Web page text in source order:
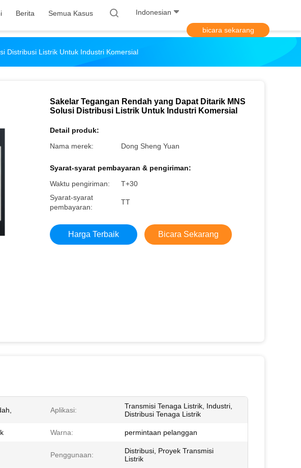
Berita Semua Kasus Indonesian
bicara sekarang
Distribusi Listrik Untuk Industri Komersial
Sakelar Tegangan Rendah yang Dapat Ditarik MNS
Solusi Distribusi Listrik Untuk Industri Komersial
Detail produk:
Nama merek:
Dong Sheng Yuan
Syarat-syarat pembayaran & pengiriman:
Waktu pengiriman:
T+30
Syarat-syarat
pembayaran:
TT
Harga Terbaik Bicara Sekarang
Aplikasi:
Transmisi Tenaga Listrik, Industri,
Distribusi Tenaga Listrik
Warna: permintaan pelanggan
Penggunaan:
Distribusi, Proyek Transmisi
Listrik